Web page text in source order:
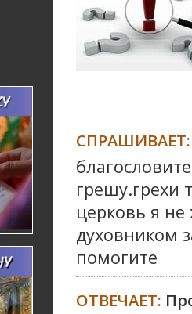
СПРАШИВАЕТ:
грешу.грехи
церковь я
духовником
помогите
ОТВЕЧАЕТ: